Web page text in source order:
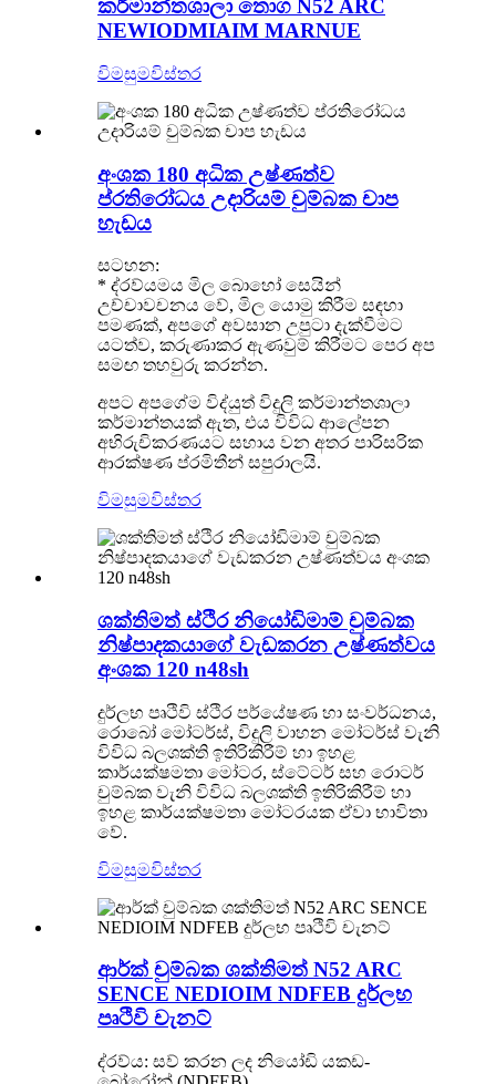
කර්මාන්තශාලා තොග N52 ARC
NEWIODMIAIM MARNUE
විමසුමවිස්තර
අංශක 180 අධික උෂ්ණත්ව
ප්රතිරෝධය උදාරියම් චුම්බක චාප
හැඩය
සටහන:
* ද්රව්යමය මිල බොහෝ සෙයින්
උච්චාවචනය වේ, මිල යොමු කිරීම සඳහා
පමණක්, අපගේ අවසාන උපුටා දැක්වීමට
යටත්ව, කරුණාකර ඇණවුම් කිරීමට පෙර අප
සමඟ තහවුරු කරන්න.
අපට අපගේම විද්යුත් විදුලි කර්මාන්තශාලා
කර්මාන්තයක් ඇත, එය විවිධ ආලේපන
අභිරුචිකරණයට සහාය වන අතර පාරිසරික
ආරක්ෂණ ප්රමිතීන් සපුරාලයි.
විමසුමවිස්තර
ශක්තිමත් ස්ථිර නියෝඩිමාම් චුම්බක
නිෂ්පාදකයාගේ වැඩකරන උෂ්ණත්වය
අංශක 120 n48sh
දුර්ලභ පෘථිවි ස්ථිර පර්යේෂණ හා සංවර්ධනය,
රොබෝ මෝටර්ස්, විදුලි වාහන මෝටර්ස් වැනි
විවිධ බලශක්ති ඉතිරිකිරීම් හා ඉහළ
කාර්යක්ෂමතා මෝටර, ස්ටේටර් සහ රොටර්
චුම්බක වැනි විවිධ බලශක්ති ඉතිරිකිරීම් හා
ඉහළ කාර්යක්ෂමතා මෝටරයක ඒවා භාවිතා
වේ.
විමසුමවිස්තර
ආර්ක් චුම්බක ශක්තිමත් N52 ARC
SENCE NEDIOIM NDFEB දුර්ලභ
පෘථිවි චැනට්
ද්රව්ය: සව් කරන ලද නියෝඩි යකඩ-